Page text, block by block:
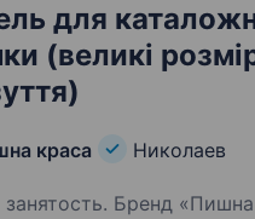
для
(великі
краса Николаев
Бренд «Пишна краса» —